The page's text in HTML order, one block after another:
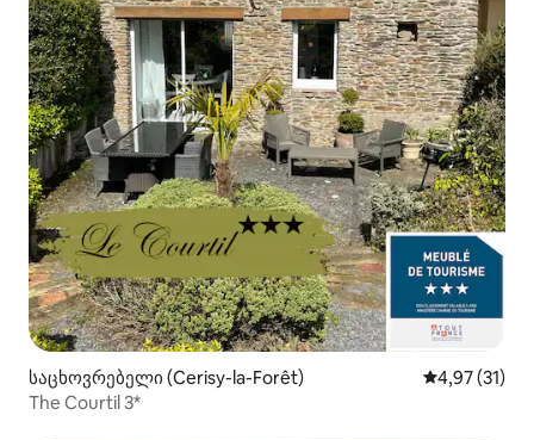
საცხოვრებელი (Cerisy-la-Forêt) საშუალო
4,97 (31)
The Courtil 3*